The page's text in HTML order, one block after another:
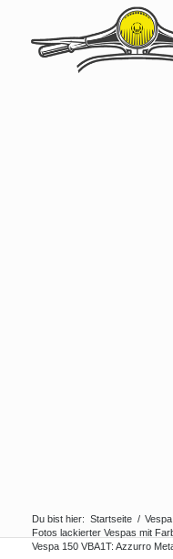
Du bist hier: Startseite /
Fotos lackierter Vespas mit
Vespa 150 VBA1T: Azzurro